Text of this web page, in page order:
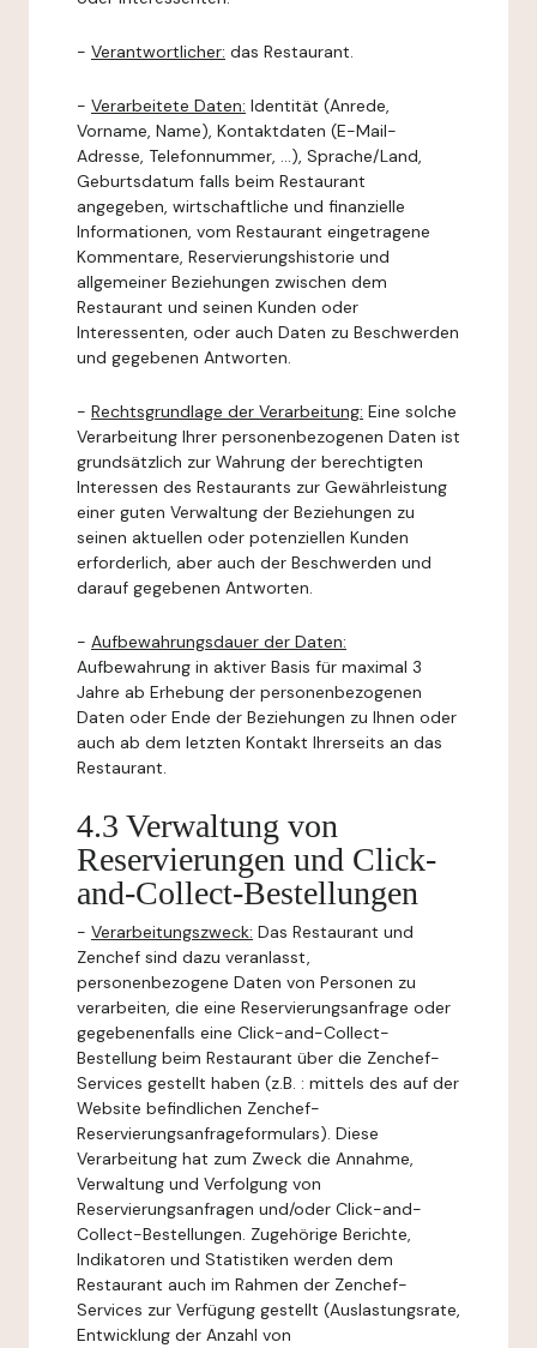
- Verantwortlicher: das Restaurant.
- Verarbeitete Daten: Identität (Anrede,
Vorname, Name), Kontaktdaten (E-Mail-
Adresse, Telefonnummer, ...), Sprache/Land,
Geburtsdatum falls beim Restaurant
angegeben, wirtschaftliche und finanzielle
Informationen, vom Restaurant eingetragene
Kommentare, Reservierungshistorie und
allgemeiner Beziehungen zwischen dem
Restaurant und seinen Kunden oder
Interessenten, oder auch Daten zu Beschwerden
und gegebenen Antworten.
- Rechtsgrundlage der Verarbeitung: Eine solche
Verarbeitung Ihrer personenbezogenen Daten ist
grundsätzlich zur Wahrung der berechtigten
Interessen des Restaurants zur Gewährleistung
einer guten Verwaltung der Beziehungen zu
seinen aktuellen oder potenziellen Kunden
erforderlich, aber auch der Beschwerden und
darauf gegebenen Antworten.
- Aufbewahrungsdauer der Daten:
Aufbewahrung in aktiver Basis für maximal 3
Jahre ab Erhebung der personenbezogenen
Daten oder Ende der Beziehungen zu Ihnen oder
auch ab dem letzten Kontakt Ihrerseits an das
Restaurant.
4.3 Verwaltung von
Reservierungen und Click-
and-Collect-Bestellungen
- Verarbeitungszweck: Das Restaurant und
Zenchef sind dazu veranlasst,
personenbezogene Daten von Personen zu
verarbeiten, die eine Reservierungsanfrage oder
gegebenenfalls eine Click-and-Collect-
Bestellung beim Restaurant über die Zenchef-
Services gestellt haben (z.B. : mittels des auf der
Website befindlichen Zenchef-
Reservierungsanfrageformulars). Diese
Verarbeitung hat zum Zweck die Annahme,
Verwaltung und Verfolgung von
Reservierungsanfragen und/oder Click-and-
Collect-Bestellungen. Zugehörige Berichte,
Indikatoren und Statistiken werden dem
Restaurant auch im Rahmen der Zenchef-
Services zur Verfügung gestellt (Auslastungsrate,
Entwicklung der Anzahl von